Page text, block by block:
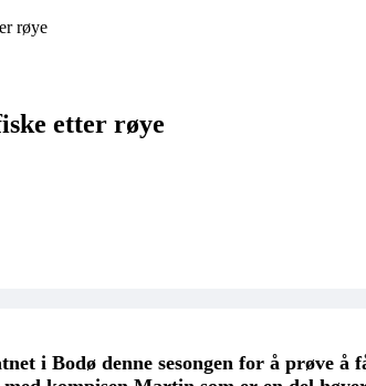
røye
etter røye
i Bodø denne sesongen for å prøve